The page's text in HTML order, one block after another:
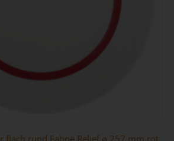
flach rund Fahne Relief ø 257 mm rot